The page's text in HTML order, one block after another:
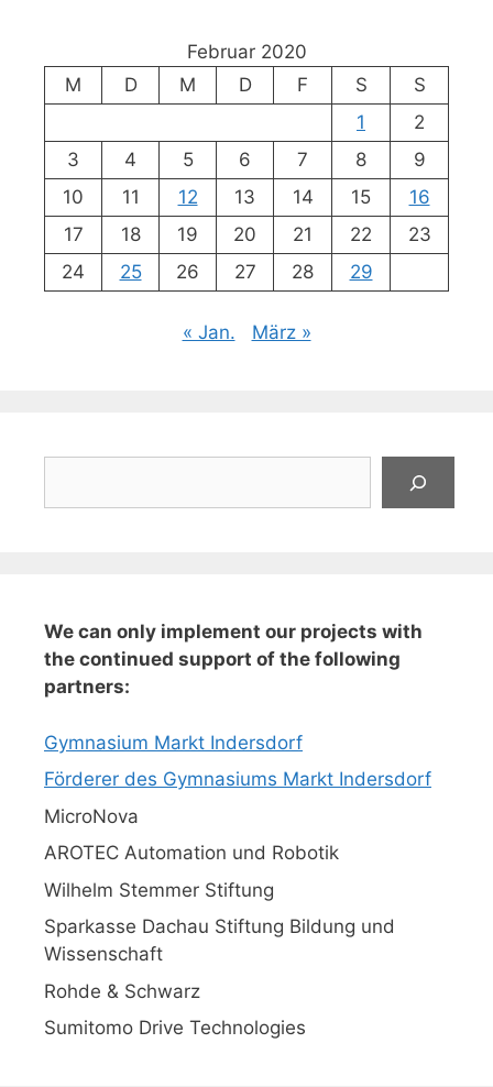
Februar 2020
M
D M D F S
S
1
2
3
4 5 6 7 8
9
10
11 12 13 14 15
16
17
18 19 20 21 22
23
24
25 26 27 28 29
« Jan. März »
We can only implement our projects with
the continued support of the following
partners:
Gymnasium Markt Indersdorf
Förderer des Gymnasiums Markt Indersdorf
MicroNova
AROTEC Automation und Robotik
Wilhelm Stemmer Stiftung
Sparkasse Dachau Stiftung Bildung und
Wissenschaft
Rohde & Schwarz
Sumitomo Drive Technologies